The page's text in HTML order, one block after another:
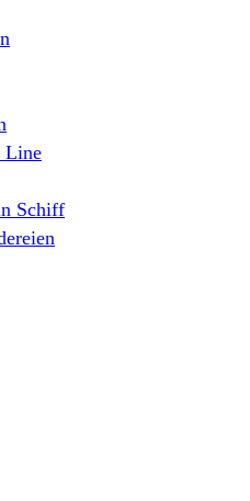
Line
Schiff